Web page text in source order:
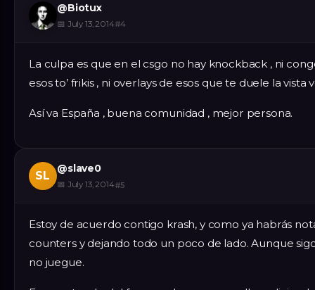
@Biotux
📅 July 13, 2014#4
La culpa es que en el csgo no hay knockback , ni
esos to’ frikis , ni overlays de esos que te duele la vista
Así va España , buena comunidad , mejor persona.
SL
@slave0
📅 July 13, 2014#5
Estoy de acuerdo contigo krash, y como ya habrás
counters y dejando todo un poco de lado. Aunque
no juegue.